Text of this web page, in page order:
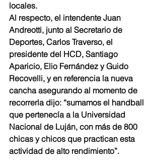
locales.
Al respecto, el intendente Juan
Andreotti, junto al Secretario de
Deportes, Carlos Traverso, el
presidente del HCD, Santiago
Aparicio, Elio Fernández y Guido
Recovelli, y en referencia la nueva
cancha asegurando al momento de
recorrerla dijo: “sumamos el handball
que pertenecía a la Universidad
Nacional de Luján, con más de 800
chicas y chicos que practican esta
actividad de alto rendimiento”.